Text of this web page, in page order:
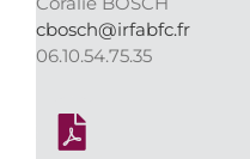
cbosch@irfabfc.fr
06.10.54.75.35